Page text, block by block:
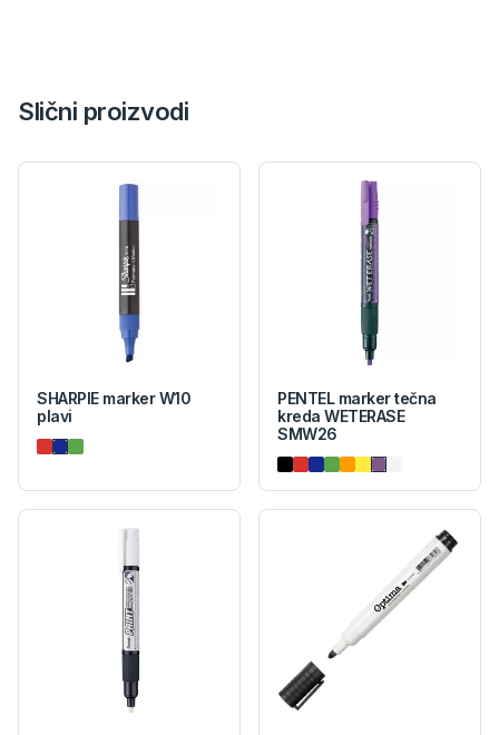
Slični proizvodi
SHARPIE marker W10
plavi
PENTEL marker tečna
kreda WETERASE
SMW26